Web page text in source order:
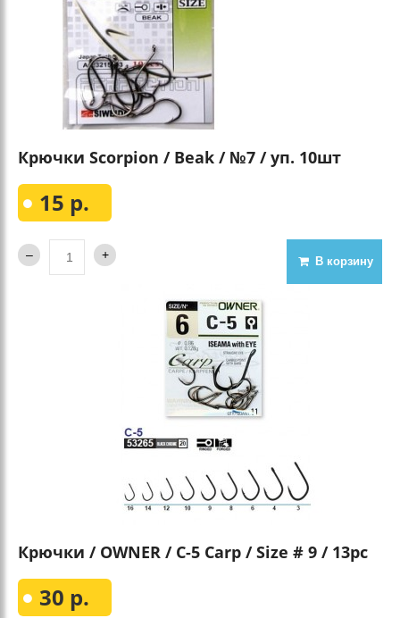
Крючки Scorpion / Beak / №7 / уп. 10шт
15 р.
В корзину
Крючки / OWNER / С-5 Сarp / Size # 9 / 13pc
30 р.